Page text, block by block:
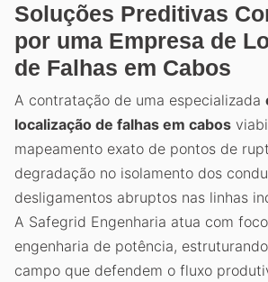
Soluções Preditivas
por uma Empresa de
de Falhas em Cabos
A contratação de uma especializada
localização de falhas em cabos
mapeamento exato de pontos de
degradação no isolamento dos
desligamentos abruptos nas linhas
A Safegrid Engenharia atua com
engenharia de potência,
campo que defendem o fluxo